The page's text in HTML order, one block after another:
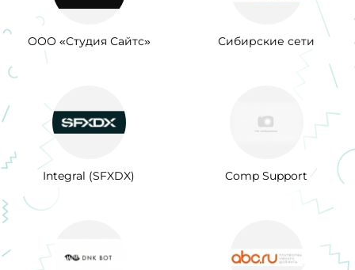
ООО «Студия Сайтс» Сибирские сети
Integral (SFXDX) Comp Support